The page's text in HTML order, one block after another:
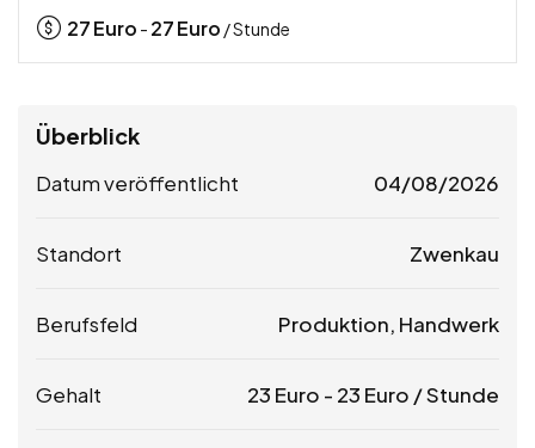
27Euro - 27Euro / Stunde
Überblick
Datum veröffentlicht 04/08/2026
Standort Zwenkau
Berufsfeld Produktion, Handwerk
Gehalt 23 Euro - 23 Euro / Stunde